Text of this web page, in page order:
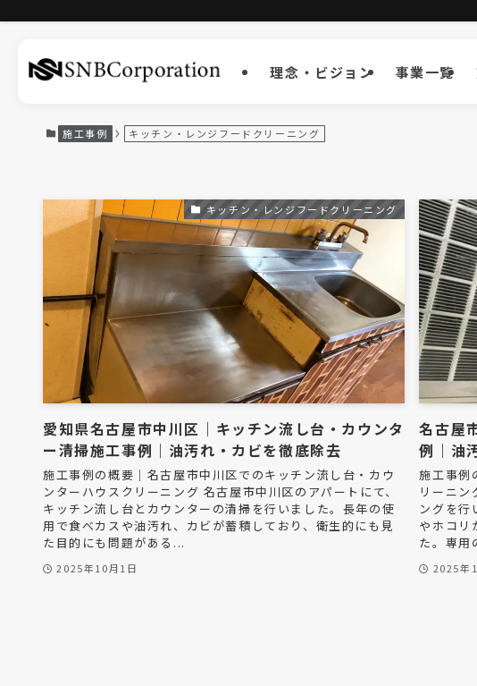
理念・ビジョン 事業一覧
施工事例 キッチン・レンジフードクリーニング
キッチン・レンジフードクリーニング
愛知県名古屋市中川区｜キッチン流し台・カウンタ
ー清掃施工事例｜油汚れ・カビを徹底除去
施工事例の概要｜名古屋市中川区でのキッチン流し台・カウ
ンターハウスクリーニング 名古屋市中川区のアパートにて、
キッチン流し台とカウンターの清掃を行いました。長年の使
用で食べカスや油汚れ、カビが蓄積しており、衛生的にも見
た目的にも問題がある...
2025年10月1日
名古屋
例｜油
施工事例
リーニン
ングを行
やホコリ
た。専用
2025年